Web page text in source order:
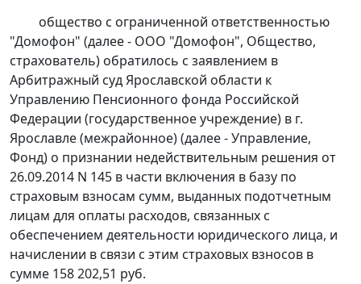
общество с ограниченной ответственностью
"Домофон" (далее - ООО "Домофон", Общество,
страхователь) обратилось с заявлением в
Арбитражный суд Ярославской области к
Управлению Пенсионного фонда Российской
Федерации (государственное учреждение) в г.
Ярославле (межрайонное) (далее - Управление,
Фонд) о признании недействительным решения от
26.09.2014 N 145 в части включения в базу по
страховым взносам сумм, выданных подотчетным
лицам для оплаты расходов, связанных с
обеспечением деятельности юридического лица, и
начислении в связи с этим страховых взносов в
сумме 158 202,51 руб.